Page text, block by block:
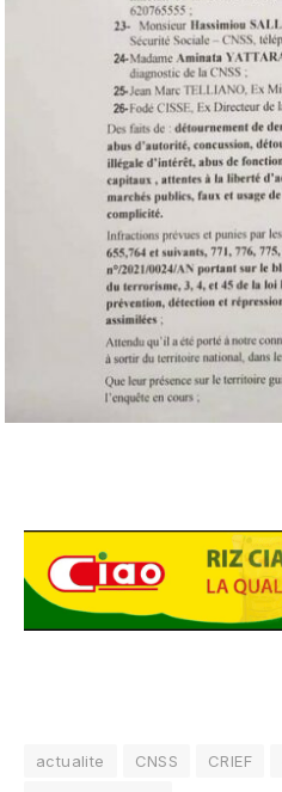
actualite CNSS CRIEF